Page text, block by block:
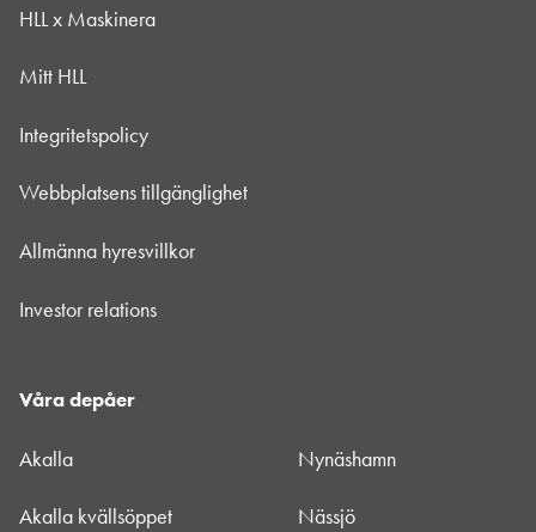
HLL x Maskinera
Mitt HLL
Integritetspolicy
Webbplatsens tillgänglighet
Allmänna hyresvillkor
Investor relations
Våra depåer
Akalla
Akalla kvällsöppet
Nynäshamn
Nässjö